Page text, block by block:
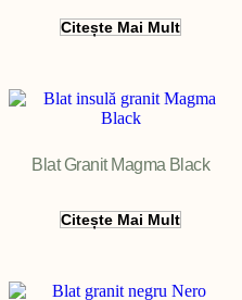
Citește Mai Mult
Blat Granit Magma Black
Citește Mai Mult